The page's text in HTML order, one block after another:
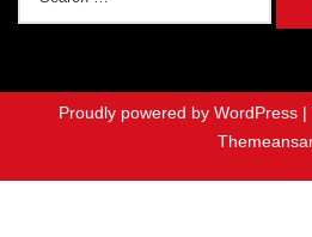
Proudly powered by WordPress |
Themeansar